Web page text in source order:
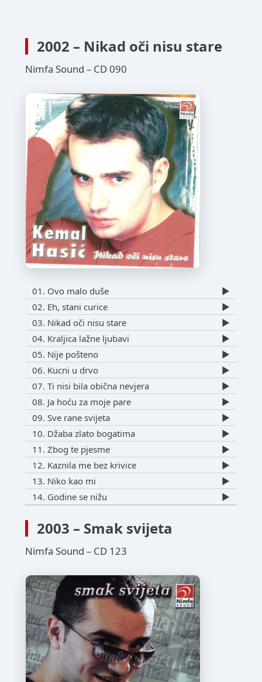
2002 – Nikad oči nisu stare
Nimfa Sound – CD 090
01. Ovo malo duše
▶️
02. Eh, stani curice
▶️
03. Nikad oči nisu stare
▶️
04. Kraljica lažne ljubavi
▶️
05. Nije pošteno
▶️
06. Kucni u drvo
▶️
07. Ti nisi bila obična nevjera
▶️
08. Ja hoću za moje pare
▶️
09. Sve rane svijeta
▶️
10. Džaba zlato bogatima
▶️
11. Zbog te pjesme
▶️
12. Kaznila me bez krivice
▶️
13. Niko kao mi
▶️
14. Godine se nižu
▶️
2003 – Smak svijeta
Nimfa Sound – CD 123